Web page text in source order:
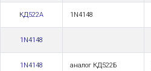
КД522А 1N4148
1N4148
1N4148 аналог КД522Б